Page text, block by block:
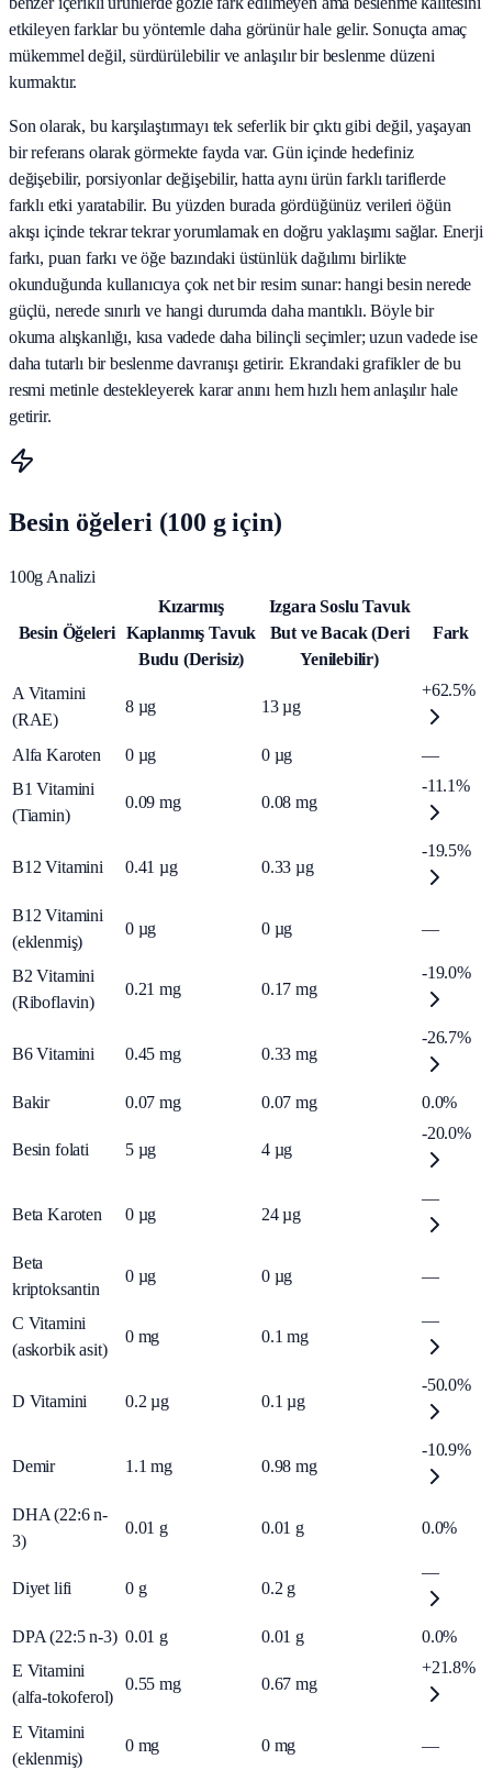
etkileyen farklar bu yöntemle daha görünür hale gelir. Sonuçta amaç
mükemmel değil, sürdürülebilir ve anlaşılır bir beslenme düzeni
kurmaktır.
Son olarak, bu karşılaştırmayı tek seferlik bir çıktı gibi değil, yaşayan
bir referans olarak görmekte fayda var. Gün içinde hedefiniz
değişebilir, porsiyonlar değişebilir, hatta aynı ürün farklı tariflerde
farklı etki yaratabilir. Bu yüzden burada gördüğünüz verileri öğün
akışı içinde tekrar tekrar yorumlamak en doğru yaklaşımı sağlar. Enerji
farkı, puan farkı ve öğe bazındaki üstünlük dağılımı birlikte
okunduğunda kullanıcıya çok net bir resim sunar: hangi besin nerede
güçlü, nerede sınırlı ve hangi durumda daha mantıklı. Böyle bir
okuma alışkanlığı, kısa vadede daha bilinçli seçimler; uzun vadede ise
daha tutarlı bir beslenme davranışı getirir. Ekrandaki grafikler de bu
resmi metinle destekleyerek karar anını hem hızlı hem anlaşılır hale
getirir.
Besin öğeleri (100 g için)
100g Analizi
Besin Öğeleri
Kızarmış
Kaplanmış Tavuk
Budu (Derisiz)
Izgara Soslu Tavuk
But ve Bacak (Deri
Yenilebilir)
Fark
A Vitamini
(RAE)
8 µg 13 µg
+62.5%
Alfa Karoten 0 µg 0 µg
—
B1 Vitamini
(Tiamin)
0.09 mg 0.08 mg
-11.1%
B12 Vitamini 0.41 µg 0.33 µg
-19.5%
B12 Vitamini
(eklenmiş)
0 µg 0 µg —
B2 Vitamini
(Riboflavin)
0.21 mg 0.17 mg
-19.0%
B6 Vitamini 0.45 mg 0.33 mg
-26.7%
Bakir 0.07 mg 0.07 mg 0.0%
Besin folati 5 µg 4 µg
-20.0%
Beta Karoten 0 µg 24 µg
—
Beta
kriptoksantin
0 µg 0 µg —
C Vitamini
(askorbik asit)
0 mg 0.1 mg
—
D Vitamini 0.2 µg 0.1 µg
-50.0%
Demir 1.1 mg 0.98 mg
-10.9%
DHA (22:6 n-
3)
0.01 g 0.01 g 0.0%
Diyet lifi 0 g 0.2 g
—
DPA (22:5 n-3) 0.01 g 0.01 g
0.0%
E Vitamini
(alfa-tokoferol)
0.55 mg 0.67 mg
+21.8%
E Vitamini
(eklenmiş)
0 mg 0 mg —